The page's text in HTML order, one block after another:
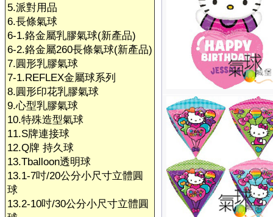
5.派對用品
6.長條氣球
6-1.鉻金屬乳膠氣球(新產品)
6-2.鉻金屬260長條氣球(新產品)
7.圓形乳膠氣球
7-1.REFLEX金屬球系列
8.圓形印花乳膠氣球
9.心型乳膠氣球
10.特殊造型氣球
11.S牌連接球
12.Q牌 持久球
13.Tballoon透明球
13.1-7吋/20公分小尺寸立體圓
球
13.2-10吋/30公分小尺寸立體圓